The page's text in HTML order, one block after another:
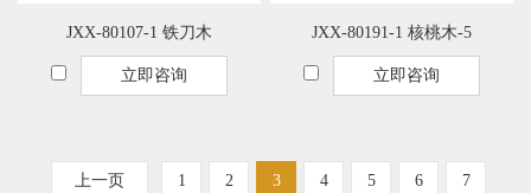
JXX-80107-1 铁刀木
立即咨询
JXX-80191-1 核桃木-5
立即咨询
上一页 1 2 3 4 5 6 7